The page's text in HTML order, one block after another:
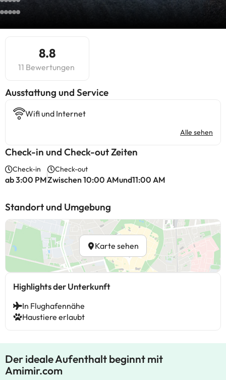
8.8
11 Bewertungen
​Ausstattung und Service
Wifi und Internet
Alle sehen
Check-in und Check-out Zeiten
Check-in
ab 3:00 PM
Check-out
Zwischen 10:00 AMund11:00 AM
Standort und Umgebung
Karte sehen
Highlights der Unterkunft
In Flughafennähe
Haustiere erlaubt
Der ideale Aufenthalt beginnt mit
Amimir.com